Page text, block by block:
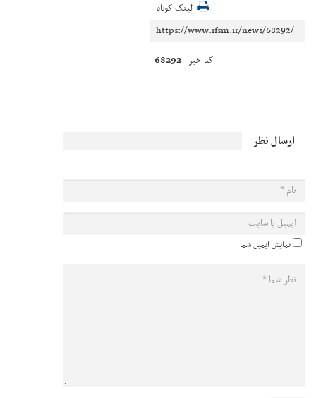
لینک کوتاه
کد خبر 68292
ارسال نظر
نمایش ایمیل شما